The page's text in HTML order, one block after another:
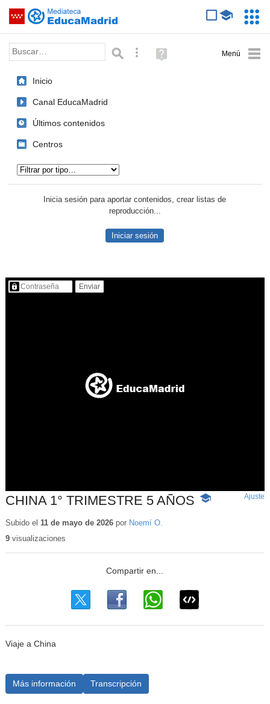
Saltar navegación
Palabra o frase: Búsqueda avanzada
Ayuda
(en
Inicio
Canal EducaMadrid
Últimos contenidos
Centros
Inicia sesión para aportar contenidos, crear listas de
reproducción...
Iniciar sesión
Contenido protegido…
CHINA 1° TRIMESTRE 5 AÑOS
-
Ajuste
Subido el 11 de mayo de 2026por Noemí O.
9visualizaciones
Viaje a China
Más información Transcripción